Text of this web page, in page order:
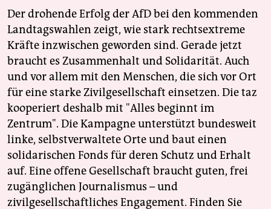
Der drohende Erfolg der AfD bei den kommenden
Landtagswahlen zeigt, wie stark rechtsextreme
Kräfte inzwischen geworden sind. Gerade jetzt
braucht es Zusammenhalt und Solidarität. Auch
und vor allem mit den Menschen, die sich vor Ort
für eine starke Zivilgesellschaft einsetzen. Die taz
kooperiert deshalb mit "Alles beginnt im
Zentrum". Die Kampagne unterstützt bundesweit
linke, selbstverwaltete Orte und baut einen
solidarischen Fonds für deren Schutz und Erhalt
auf. Eine offene Gesellschaft braucht guten, frei
zugänglichen Journalismus – und
zivilgesellschaftliches Engagement. Finden Sie